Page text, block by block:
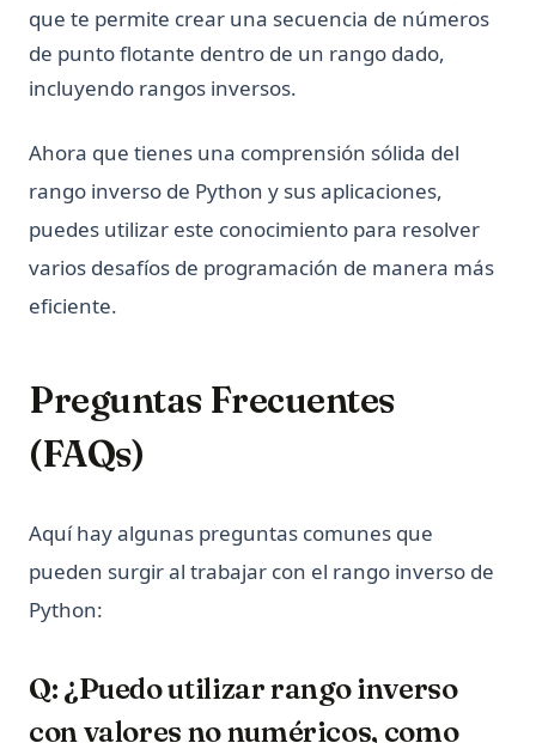
que te permite crear una secuencia de números
de punto flotante dentro de un rango dado,
incluyendo rangos inversos.
Ahora que tienes una comprensión sólida del
rango inverso de Python y sus aplicaciones,
puedes utilizar este conocimiento para resolver
varios desafíos de programación de manera más
eficiente.
Preguntas Frecuentes
(FAQs)
Aquí hay algunas preguntas comunes que
pueden surgir al trabajar con el rango inverso de
Python:
Q: ¿Puedo utilizar rango inverso
con valores no numéricos, como